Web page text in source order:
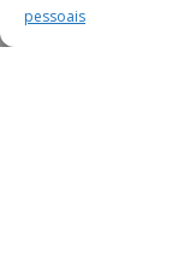
pessoais